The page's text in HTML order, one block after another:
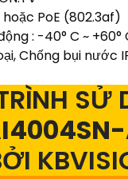
hoặc PoE (802.3af)
: -40° C ~ +60°
Chống bụi nước
SỬ